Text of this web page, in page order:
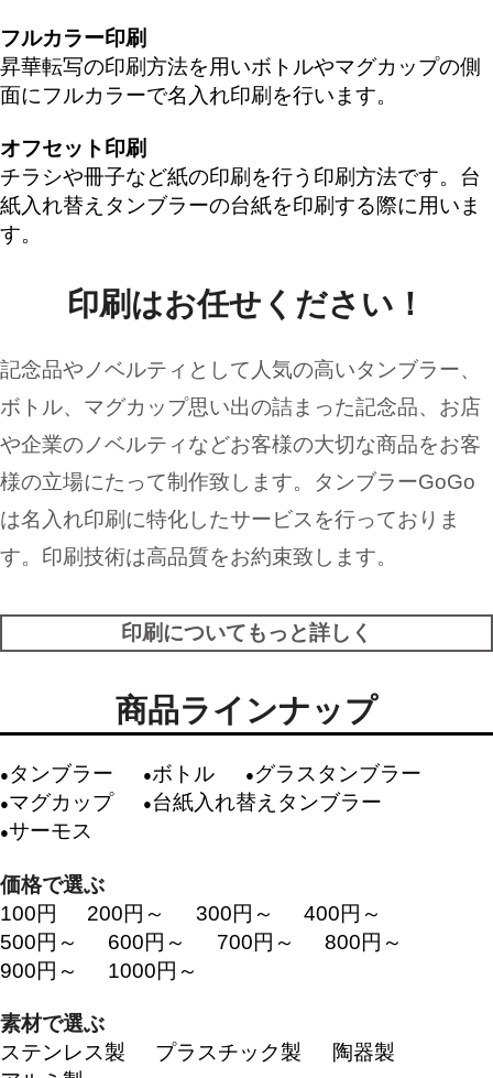
フルカラー印刷
昇華転写の印刷方法を用いボトルやマグカップの側
面にフルカラーで名入れ印刷を行います。
オフセット印刷
チラシや冊子など紙の印刷を行う印刷方法です。台
紙入れ替えタンブラーの台紙を印刷する際に用いま
す。
印刷はお任せください！
記念品やノベルティとして人気の高いタンブラー、
ボトル、マグカップ思い出の詰まった記念品、お店
や企業のノベルティなどお客様の大切な商品をお客
様の立場にたって制作致します。タンブラーGoGo
は名入れ印刷に特化したサービスを行っておりま
す。印刷技術は高品質をお約束致します。
印刷についてもっと詳しく
商品ラインナップ
タンブラー ボトル
グラスタンブラー
マグカップ
台紙入れ替えタンブラー
サーモス
価格で選ぶ
100円
200円～ 300円～
400円～
500円～
600円～ 700円～
800円～
900円～
1000円～
素材で選ぶ
ステンレス製
プラスチック製
陶器製